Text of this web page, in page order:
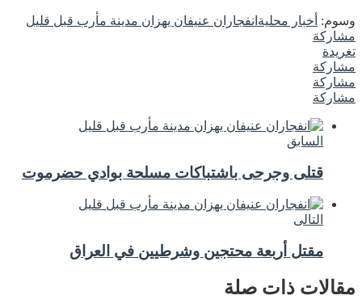
وسوم: أخبار محلية انفجاران عنيفان يهزان مدينة مأرب قبل قليل
مشاركة
تغريدة
مشاركة
مشاركة
مشاركة
السابق
قتلى وجرحى باشتباكات مسلحة بوادي حضرموت
التالى
مقتل أربعة محتجين وشرطيين في العراق
مقالات ذات صلة